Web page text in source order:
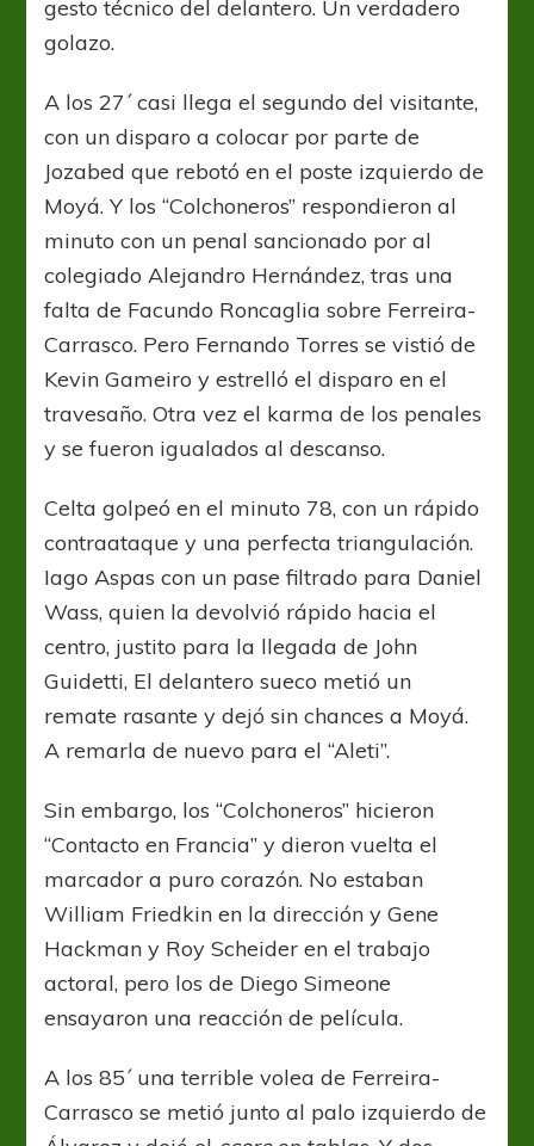
gesto técnico del delantero. Un verdadero
golazo.
A los 27´ casi llega el segundo del visitante,
con un disparo a colocar por parte de
Jozabed que rebotó en el poste izquierdo de
Moyá. Y los “Colchoneros” respondieron al
minuto con un penal sancionado por al
colegiado Alejandro Hernández, tras una
falta de Facundo Roncaglia sobre Ferreira-
Carrasco. Pero Fernando Torres se vistió de
Kevin Gameiro y estrelló el disparo en el
travesaño. Otra vez el karma de los penales
y se fueron igualados al descanso.
Celta golpeó en el minuto 78, con un rápido
contraataque y una perfecta triangulación.
Iago Aspas con un pase filtrado para Daniel
Wass, quien la devolvió rápido hacia el
centro, justito para la llegada de John
Guidetti, El delantero sueco metió un
remate rasante y dejó sin chances a Moyá.
A remarla de nuevo para el “Aleti”.
Sin embargo, los “Colchoneros” hicieron
“Contacto en Francia” y dieron vuelta el
marcador a puro corazón. No estaban
William Friedkin en la dirección y Gene
Hackman y Roy Scheider en el trabajo
actoral, pero los de Diego Simeone
ensayaron una reacción de película.
A los 85´ una terrible volea de Ferreira-
Carrasco se metió junto al palo izquierdo de